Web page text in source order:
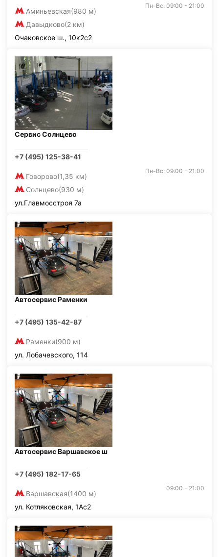
Аминьевская(980 м)
Давыдково(2 км)
Пн-Вс: 09:00 - 21:00
Очаковское ш., 10к2с2
Сервис Солнцево
+7 (495) 125-38-41
Говорово(1,35 км)
Солнцево(930 м)
Пн-Вс: 09:00 - 21:00
ул.Главмосстроя 7а
Автосервис Раменки
+7 (495) 135-42-87
Раменки(900 м)
ул. Лобачевского, 114
Автосервис Варшавское ш
+7 (495) 182-17-65
Варшавская(1400 м)
09:00 - 21:00
ул. Котляковская, 1Ас2